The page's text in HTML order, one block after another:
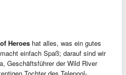
Heroes hat alles, was ein gutes
einfach Spaß; darauf sind wir
Geschäftsführer der Wild River